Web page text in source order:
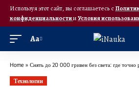
Используя этот сайт, вы соглашаетесь с
конфиденциальностииУсловия
Аа
Home » Снять до 20 000 гривен без света: где точно работают
Технологии